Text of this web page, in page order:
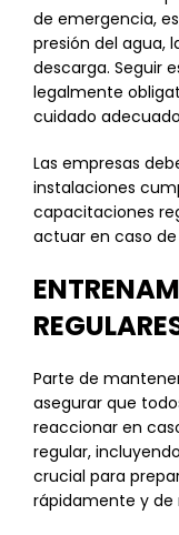
de emergencia,
presión del agua,
descarga. Seguir
legalmente
cuidado
Las empresas
instalaciones
capacitaciones
actuar en caso
Parte de
asegurar que
reaccionar en
regular,
crucial para
rápidamente y